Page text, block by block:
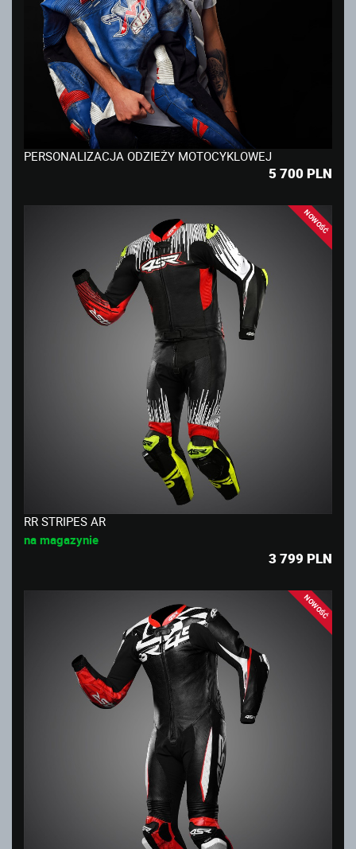
PERSONALIZACJA ODZIEŻY MOTOCYKLOWEJ
5 700 PLN
NOWOŚĆ
RR STRIPES AR
na magazynie
3 799 PLN
NOWOŚĆ